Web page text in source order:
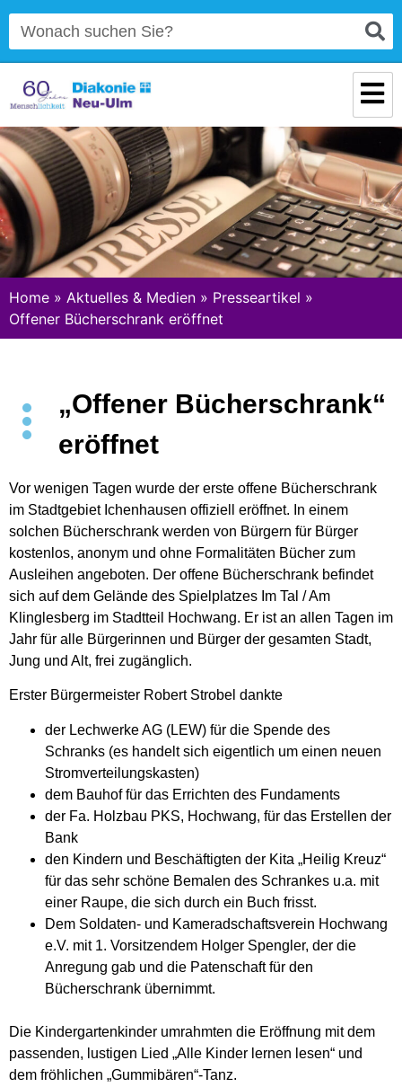
Home » Aktuelles & Medien » Presseartikel »
Offener Bücherschrank eröffnet
„Offener Bücherschrank“
eröffnet
Vor wenigen Tagen wurde der erste offene Bücherschrank
im Stadtgebiet Ichenhausen offiziell eröffnet. In einem
solchen Bücherschrank werden von Bürgern für Bürger
kostenlos, anonym und ohne Formalitäten Bücher zum
Ausleihen angeboten. Der offene Bücherschrank befindet
sich auf dem Gelände des Spielplatzes Im Tal / Am
Klinglesberg im Stadtteil Hochwang. Er ist an allen Tagen im
Jahr für alle Bürgerinnen und Bürger der gesamten Stadt,
Jung und Alt, frei zugänglich.
Erster Bürgermeister Robert Strobel dankte
der Lechwerke AG (LEW) für die Spende des
Schranks (es handelt sich eigentlich um einen neuen
Stromverteilungskasten)
dem Bauhof für das Errichten des Fundaments
der Fa. Holzbau PKS, Hochwang, für das Erstellen der
Bank
den Kindern und Beschäftigten der Kita „Heilig Kreuz“
für das sehr schöne Bemalen des Schrankes u.a. mit
einer Raupe, die sich durch ein Buch frisst.
Dem Soldaten- und Kameradschaftsverein Hochwang
e.V. mit 1. Vorsitzendem Holger Spengler, der die
Anregung gab und die Patenschaft für den
Bücherschrank übernimmt.
Die Kindergartenkinder umrahmten die Eröffnung mit dem
passenden, lustigen Lied „Alle Kinder lernen lesen“ und
dem fröhlichen „Gummibären“-Tanz.